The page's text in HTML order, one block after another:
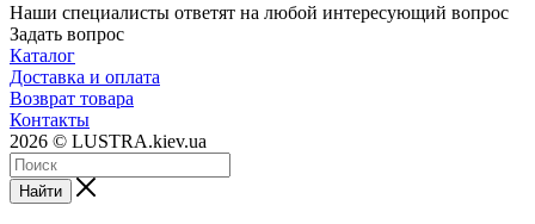
Наши специалисты ответят на любой интересующий вопрос
Задать вопрос
Каталог
Доставка и оплата
Возврат товара
Контакты
2026 © LUSTRA.kiev.ua
Найти